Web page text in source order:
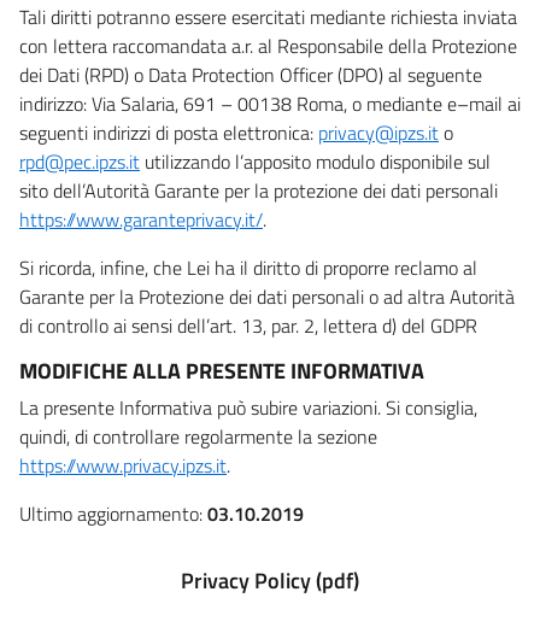
Tali diritti potranno essere esercitati mediante richiesta inviata
con lettera raccomandata a.r. al Responsabile della Protezione
dei Dati (RPD) o Data Protection Officer (DPO) al seguente
indirizzo: Via Salaria, 691 – 00138 Roma, o mediante e–mail ai
seguenti indirizzi di posta elettronica: privacy@ipzs.ito
rpd@pec.ipzs.it utilizzando l’apposito modulo disponibile sul
sito dell’Autorità Garante per la protezione dei dati personali
https://www.garanteprivacy.it/.
Si ricorda, infine, che Lei ha il diritto di proporre reclamo al
Garante per la Protezione dei dati personali o ad altra Autorità
di controllo ai sensi dell’art. 13, par. 2, lettera d) del GDPR
MODIFICHE ALLA PRESENTE INFORMATIVA
La presente Informativa può subire variazioni. Si consiglia,
quindi, di controllare regolarmente la sezione
https://www.privacy.ipzs.it.
Ultimo aggiornamento:03.10.2019
Privacy Policy (pdf)